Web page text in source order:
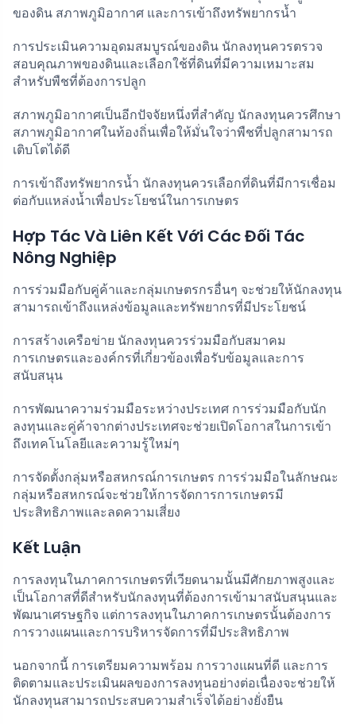
ของดิน สภาพภูมิอากาศ และการเข้าถึงทรัพยากรน้ำ
การประเมินความอุดมสมบูรณ์ของดิน นักลงทุนควรตรวจ
สอบคุณภาพของดินและเลือกใช้ที่ดินที่มีความเหมาะสม
สำหรับพืชที่ต้องการปลูก
สภาพภูมิอากาศเป็นอีกปัจจัยหนึ่งที่สำคัญ นักลงทุนควรศึกษา
สภาพภูมิอากาศในท้องถิ่นเพื่อให้มั่นใจว่าพืชที่ปลูกสามารถ
เติบโตได้ดี
การเข้าถึงทรัพยากรน้ำ นักลงทุนควรเลือกที่ดินที่มีการเชื่อม
ต่อกับแหล่งน้ำเพื่อประโยชน์ในการเกษตร
Hợp Tác Và Liên Kết Với Các Đối Tác
Nông Nghiệp
การร่วมมือกับคู่ค้าและกลุ่มเกษตรกรอื่นๆ จะช่วยให้นักลงทุน
สามารถเข้าถึงแหล่งข้อมูลและทรัพยากรที่มีประโยชน์
การสร้างเครือข่าย นักลงทุนควรร่วมมือกับสมาคม
การเกษตรและองค์กรที่เกี่ยวข้องเพื่อรับข้อมูลและการ
สนับสนุน
การพัฒนาความร่วมมือระหว่างประเทศ การร่วมมือกับนัก
ลงทุนและคู่ค้าจากต่างประเทศจะช่วยเปิดโอกาสในการเข้า
ถึงเทคโนโลยีและความรู้ใหม่ๆ
การจัดตั้งกลุ่มหรือสหกรณ์การเกษตร การร่วมมือในลักษณะ
กลุ่มหรือสหกรณ์จะช่วยให้การจัดการการเกษตรมี
ประสิทธิภาพและลดความเสี่ยง
Kết Luận
การลงทุนในภาคการเกษตรที่เวียดนามนั้นมีศักยภาพสูงและ
เป็นโอกาสที่ดีสำหรับนักลงทุนที่ต้องการเข้ามาสนับสนุนและ
พัฒนาเศรษฐกิจ แต่การลงทุนในภาคการเกษตรนั้นต้องการ
การวางแผนและการบริหารจัดการที่มีประสิทธิภาพ
นอกจากนี้ การเตรียมความพร้อม การวางแผนที่ดี และการ
ติดตามและประเมินผลของการลงทุนอย่างต่อเนื่องจะช่วยให้
นักลงทุนสามารถประสบความสำเร็จได้อย่างยั่งยืน